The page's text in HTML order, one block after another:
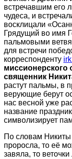
встречавшим его
чудеса, и
восклицали
Грядущий во имя
пальмовыми
для встречи
корреспонденту
миссионерского
священник
растут пальмы, в
верующие берут
нас весной уже
название
символизирует
По словам
проросла, то её
завяла, то